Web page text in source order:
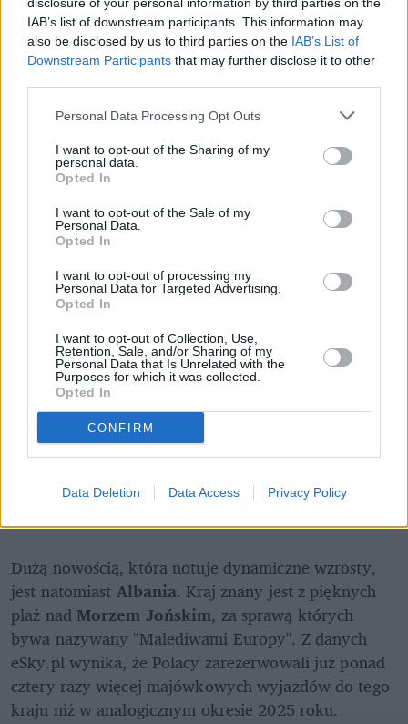
IAB’s list of downstream participants. This information may
also be disclosed by us to third parties on the IAB’s List of
Downstream Participants that may further disclose it to other
Personal Data Processing Opt Outs
I want to opt-out of the Sharing of my
personal data.
Opted In
I want to opt-out of the Sale of my
Personal Data.
Opted In
I want to opt-out of processing my
Personal Data for Targeted Advertising.
Opted In
I want to opt-out of Collection, Use,
Retention, Sale, and/or Sharing of my
Personal Data that Is Unrelated with the
Purposes for which it was collected.
Opted In
CONFIRM
Data Deletion Data Access Privacy Policy
Dużą nowością, która notuje dynamiczne wzrosty,
jest natomiast Albania. Kraj znany jest z pięknych
plaż nad Morzem Jońskim, za sprawą których
bywa nazywany "Malediwami Europy". Z danych
eSky.pl wynika, że Polacy zarezerwowali już ponad
cztery razy więcej majówkowych wyjazdów do tego
kraju niż w analogicznym okresie 2025 roku.